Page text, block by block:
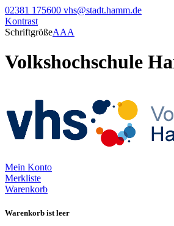
02381 175600 vhs@stadt.hamm.de
Kontrast
SchriftgrößeAAA
Volkshochschule
Mein Konto
Merkliste
Warenkorb
Warenkorb ist leer